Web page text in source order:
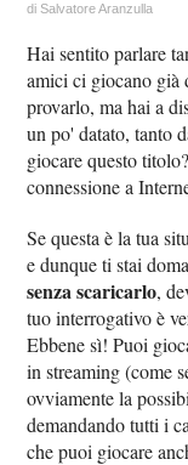
diSalvatore Aranzulla
Hai sentito parlare
amici ci giocano già
provarlo, ma hai a
un po' datato, tanto
giocare questo
connessione a
Se questa è la tua
e dunque ti stai
senza scaricarlo,
tuo interrogativo è
Ebbene sì! Puoi
in streaming (come
ovviamente la
demandando tutti i
che puoi giocare